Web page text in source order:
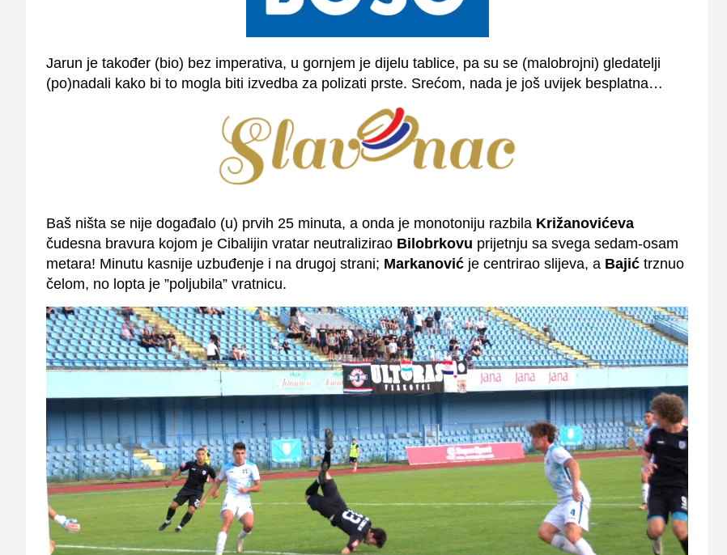
Jarun je također (bio) bez imperativa, u gornjem je dijelu tablice, pa su se (malobrojni) gledatelji
(po)nadali kako bi to mogla biti izvedba za polizati prste. Srećom, nada je još uvijek besplatna…
Baš ništa se nije događalo (u) prvih 25 minuta, a onda je monotoniju razbila Križanovićeva
čudesna bravura kojom je Cibalijin vratar neutralizirao Bilobrkovu prijetnju sa svega sedam-osam
metara! Minutu kasnije uzbuđenje i na drugoj strani; Markanović je centrirao slijeva, a Bajić trznuo
čelom, no lopta je ”poljubila” vratnicu.